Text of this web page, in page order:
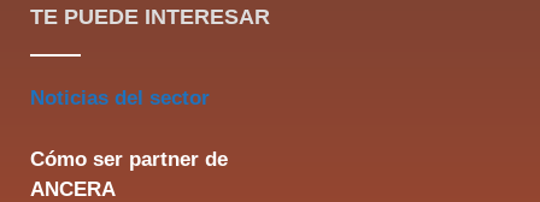
TE PUEDE INTERESAR
Noticias del sector
Cómo ser partner de
ANCERA